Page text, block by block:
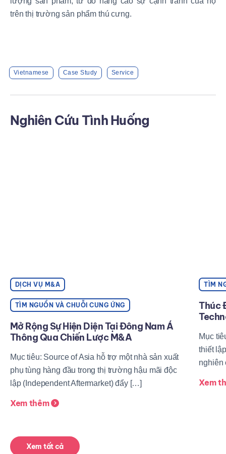
trên thị trường sản phẩm thú cưng.
Vietnamese Case Study Service
Nghiên Cứu Tình Huống
DỊCH VỤ M&A
TÌM NGUỒN VÀ CHUỖI CUNG ỨNG
Mở Rộng Sự Hiện Diện Tại Đông Nam Á
Thông Qua Chiến Lược M&A
Mục tiêu: Source of Asia hỗ trợ một nhà sản xuất
phụ tùng hàng đầu trong thị trường hậu mãi độc
lập (Independent Aftermarket) đẩy […]
Xem thêm
TÌM
Thúc
Mục
thiết
nghiên
Xem
Xem tất cả